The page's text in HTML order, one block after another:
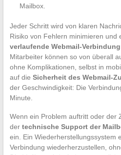
Mailbox.
Jeder Schritt wird von klaren
Risiko von Fehlern minimieren und
verlaufende Webmail-Verbindung
Mitarbeiter können so von überall
ohne Komplikationen, selbst in
auf die Sicherheit des Webmail-
der Geschwindigkeit: Die
Minute.
Wenn ein Problem auftritt oder der
der technische Support der
ein. Ein Wiederherstellungssystem
Verbindung wiederherzustellen,